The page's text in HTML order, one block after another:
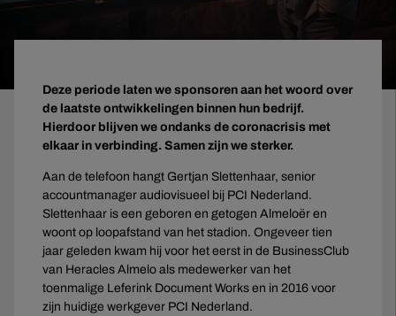
Deze periode laten we sponsoren aan het woord over
de laatste ontwikkelingen binnen hun bedrijf.
Hierdoor blijven we ondanks de coronacrisis met
elkaar in verbinding. Samen zijn we sterker.
Aan de telefoon hangt Gertjan Slettenhaar, senior
accountmanager audiovisueel bij PCI Nederland.
Slettenhaar is een geboren en getogen Almeloër en
woont op loopafstand van het stadion. Ongeveer tien
jaar geleden kwam hij voor het eerst in de BusinessClub
van Heracles Almelo als medewerker van het
toenmalige Leferink Document Works en in 2016 voor
zijn huidige werkgever PCI Nederland.